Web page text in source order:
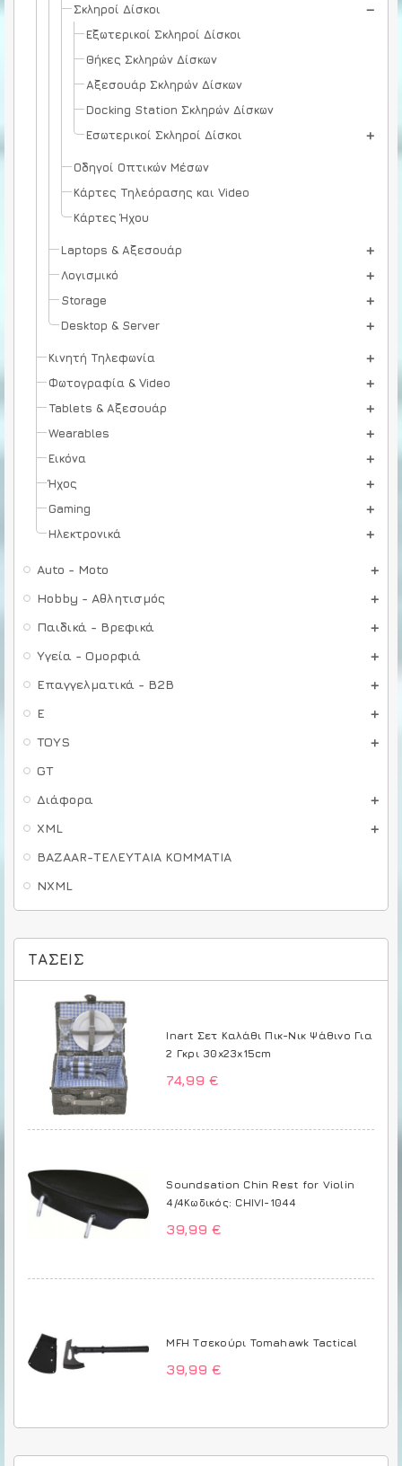
Σκληροί Δίσκοι
Εξωτερικοί Σκληροί Δίσκοι
Θήκες Σκληρών Δίσκων
Αξεσουάρ Σκληρών Δίσκων
Docking Station Σκληρών Δίσκων
Εσωτερικοί Σκληροί Δίσκοι
Οδηγοί Οπτικών Μέσων
Κάρτες Τηλεόρασης και Video
Κάρτες Ήχου
Laptops & Αξεσουάρ
Λογισμικό
Storage
Desktop & Server
Κινητή Τηλεφωνία
Φωτογραφία & Video
Tablets & Αξεσουάρ
Wearables
Εικόνα
Ήχος
Gaming
Ηλεκτρονικά
Auto - Moto
Hobby - Αθλητισμός
Παιδικά - Βρεφικά
Υγεία - Ομορφιά
Επαγγελματικά - B2B
E
TOYS
GT
Διάφορα
XML
BAZAAR-ΤΕΛΕΥΤΑΙΑ ΚΟΜΜΑΤΙΑ
NXML
ΤΆΣΕΙΣ
Inart Σετ Καλάθι Πικ-Νικ Ψάθινο Για
2 Γκρι 30x23x15cm
74,99 €
Soundsation Chin Rest for Violin
4/4Κωδικός: CHIVI-1044
39,99 €
MFH Τσεκούρι Tomahawk Tactical
39,99 €